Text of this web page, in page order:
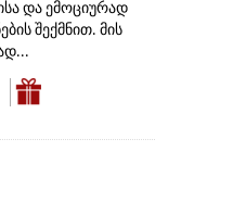
და ემოციურად
შექმნით. მის